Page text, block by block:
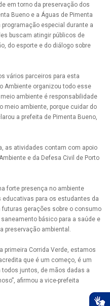
em torno da preservação dos
Bueno e a Águas de Pimenta
especial durante a
buscam atingir públicos de
do esporte e do diálogo sobre
vários parceiros para esta
Ambiente organizou todo esse
ambiente é responsabilidade
meio ambiente, porque cuidar do
a prefeita de Pimenta Bueno,
as atividades contam com apoio
e da Defesa Civil de Porto
forte presença no ambiente
para os estudantes da
gerações sobre o consumo
básico para a saúde e
preservação ambiental.
primeira Corrida Verde, estamos
que é um começo, é um
juntos, de mãos dadas a
afirmou a vice-prefeita